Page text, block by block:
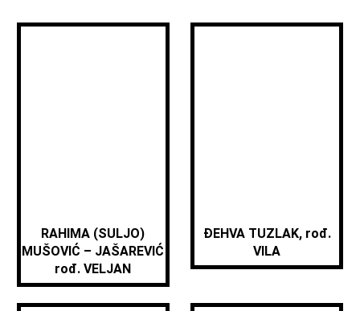
RAHIMA (SULJO)
MUŠOVIĆ – JAŠAREVIĆ
rođ. VELJAN
ĐEHVA TUZLAK, rođ.
VILA